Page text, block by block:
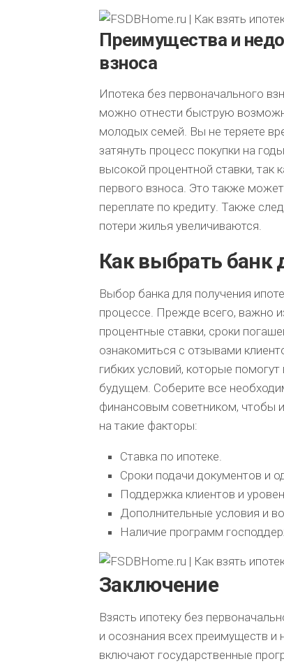
Преимущества и
взноса
Ипотека без первоначального
можно отнести быструю
молодых семей. Вы не теряете
затянуть процесс покупки на
высокой процентной ставки, так
первого взноса. Это также
переплате по кредиту. Также
потери жилья увеличиваются.
Как выбрать банк
Выбор банка для получения
процессе. Прежде всего, важно
процентные ставки, сроки
ознакомиться с отзывами
гибких условий, которые
будущем. Соберите все
финансовым советником, чтобы
на такие факторы:
Ставка по ипотеке.
Сроки подачи документов и
Поддержка клиентов и
Дополнительные условия и
Наличие программ
Заключение
Взясть ипотеку без
и осознания всех преимуществ и
включают государственные